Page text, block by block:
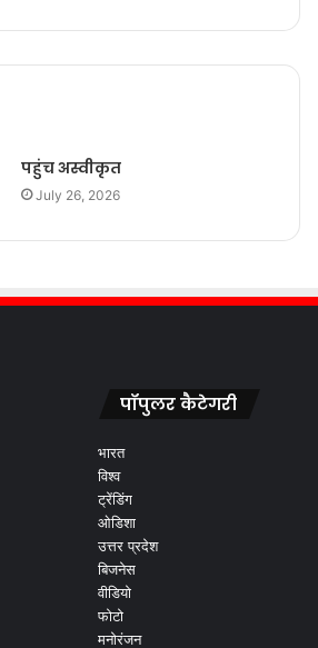
पहुंच अस्वीकृत
July 26, 2026
पॉपुलर कैटेगरी
भारत
विश्व
ट्रेंडिंग
ओडिशा
उत्तर प्रदेश
बिजनेस
वीडियो
फोटो
मनोरंजन